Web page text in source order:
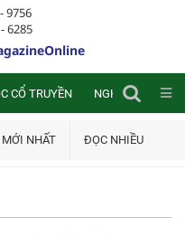
9756
6285
CỔ TRUYỀN NGHIÊN CỨU
MỚI NHẤT ĐỌC NHIỀU